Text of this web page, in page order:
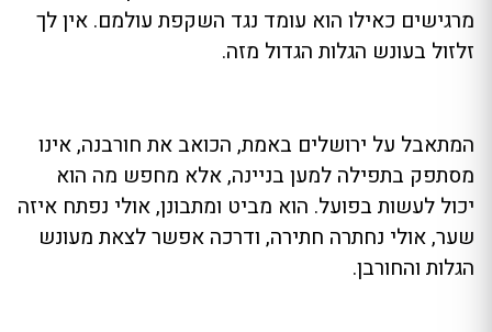
מרגישים כאילו הוא עומד נגד השקפת עולמם. אין לך
זלזול בעונש הגלות הגדול מזה.
המתאבל על ירושלים באמת, הכואב את חורבנה, אינו
מסתפק בתפילה למען בניינה, אלא מחפש מה הוא
יכול לעשות בפועל. הוא מביט ומתבונן, אולי נפתח איזה
שער, אולי נחתרה חתירה, ודרכה אפשר לצאת מעונש
הגלות והחורבן.